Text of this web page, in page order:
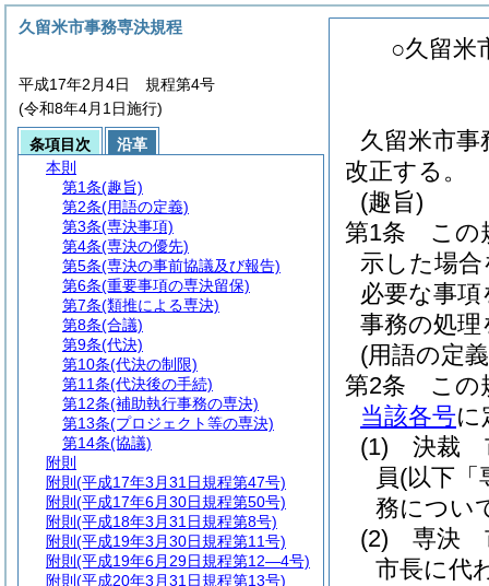
○久留米
久留米市事
改正する。
(趣旨)
第1条
この
示した場
必要な事
事務の処
(用語の定
第2条
この
当該各号に
(1)
決裁
員(以下「
務につい
(2)
専決
市長に代
久留米市事務専決規程
平成17年2月4日 規程第4号
(令和8年4月1日施行)
条項目次
沿革
本則
第1条(趣旨)
第2条(用語の定義)
第3条(専決事項)
第4条(専決の優先)
第5条(専決の事前協議及び報告)
第6条(重要事項の専決留保)
第7条(類推による専決)
第8条(合議)
第9条(代決)
第10条(代決の制限)
第11条(代決後の手続)
第12条(補助執行事務の専決)
第13条(プロジェクト等の専決)
第14条(協議)
附則
附則 (平成17年3月31日規程第47号)
附則 (平成17年6月30日規程第50号)
附則 (平成18年3月31日規程第8号)
附則 (平成19年3月30日規程第11号)
附則 (平成19年6月29日規程第12―4号)
附則 (平成20年3月31日規程第13号)